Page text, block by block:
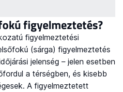
figyelmeztetés?
figyelmeztetési
(sárga) figyelmeztetés
jelenség – jelen esetben
a térségben, és kisebb
A figyelmeztetett